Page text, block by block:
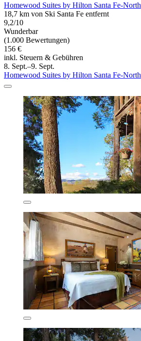
Homewood Suites by Hilton Santa Fe-North
18,7 km von Ski Santa Fe entfernt
9,2/10
Wunderbar
(1.000 Bewertungen)
156 €
inkl. Steuern & Gebühren
8. Sept.–9. Sept.
Homewood Suites by Hilton Santa Fe-North